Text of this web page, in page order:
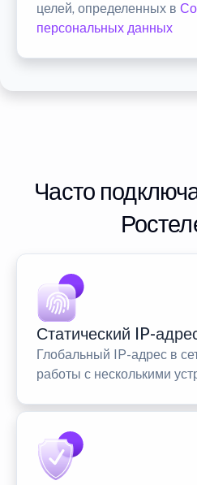
целей, определенных в
персональных данных
Часто
Статический IP-
Глобальный IP-адрес в
работы с несколькими